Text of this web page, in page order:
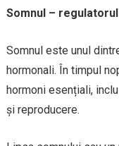
Somnul –
Somnul este unul
hormonali. În timpul
hormoni esențiali,
și reproducere.